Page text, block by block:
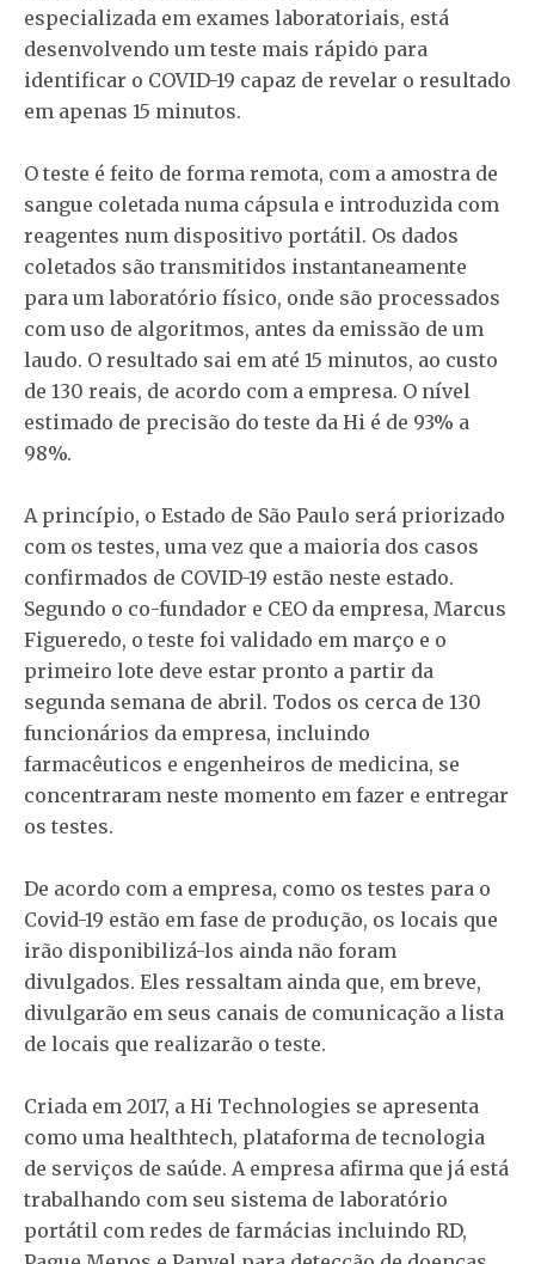
especializada em exames laboratoriais, está
desenvolvendo um teste mais rápido para
identificar o COVID-19 capaz de revelar o resultado
em apenas 15 minutos.
O teste é feito de forma remota, com a amostra de
sangue coletada numa cápsula e introduzida com
reagentes num dispositivo portátil. Os dados
coletados são transmitidos instantaneamente
para um laboratório físico, onde são processados
com uso de algoritmos, antes da emissão de um
laudo. O resultado sai em até 15 minutos, ao custo
de 130 reais, de acordo com a empresa. O nível
estimado de precisão do teste da Hi é de 93% a
98%.
A princípio, o Estado de São Paulo será priorizado
com os testes, uma vez que a maioria dos casos
confirmados de COVID-19 estão neste estado.
Segundo o co-fundador e CEO da empresa, Marcus
Figueredo, o teste foi validado em março e o
primeiro lote deve estar pronto a partir da
segunda semana de abril. Todos os cerca de 130
funcionários da empresa, incluindo
farmacêuticos e engenheiros de medicina, se
concentraram neste momento em fazer e entregar
os testes.
De acordo com a empresa, como os testes para o
Covid-19 estão em fase de produção, os locais que
irão disponibilizá-los ainda não foram
divulgados. Eles ressaltam ainda que, em breve,
divulgarão em seus canais de comunicação a lista
de locais que realizarão o teste.
Criada em 2017, a Hi Technologies se apresenta
como uma healthtech, plataforma de tecnologia
de serviços de saúde. A empresa afirma que já está
trabalhando com seu sistema de laboratório
portátil com redes de farmácias incluindo RD,